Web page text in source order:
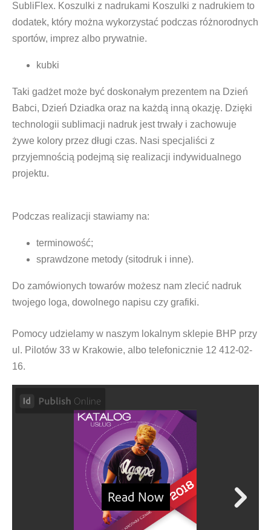
SubliFlex. Koszulki z nadrukami Koszulki z nadrukiem to
dodatek, który można wykorzystać podczas różnorodnych
sportów, imprez albo prywatnie.
kubki
Taki gadżet może być doskonałym prezentem na Dzień
Babci, Dzień Dziadka oraz na każdą inną okazję. Dzięki
technologii sublimacji nadruk jest trwały i zachowuje
żywe kolory przez długi czas. Nasi specjaliści z
przyjemnością podejmą się realizacji indywidualnego
projektu.
Podczas realizacji stawiamy na:
terminowość;
sprawdzone metody (sitodruk i inne).
Do zamówionych towarów możesz nam zlecić nadruk
twojego loga, dowolnego napisu czy grafiki.
Pomocy udzielamy w naszym lokalnym sklepie BHP przy
ul. Pilotów 33 w Krakowie, albo telefonicznie 12 412-02-
16.